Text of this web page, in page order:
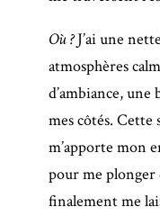
Où ?J’ai une
atmosphères
d’ambiance, une
mes côtés. Cette
m’apporte mon
pour me plonger
finalement me